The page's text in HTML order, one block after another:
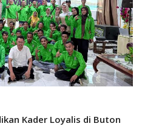
Kader Loyalis di Buton